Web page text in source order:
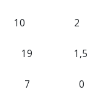
10 2
19 1,5
0 7 0